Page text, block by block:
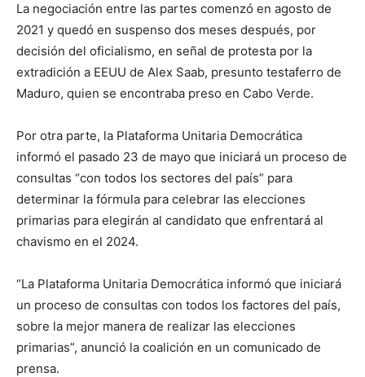
La negociación entre las partes comenzó en agosto de
2021 y quedó en suspenso dos meses después, por
decisión del oficialismo, en señal de protesta por la
extradición a EEUU de Alex Saab, presunto testaferro de
Maduro, quien se encontraba preso en Cabo Verde.
Por otra parte, la Plataforma Unitaria Democrática
informó el pasado 23 de mayo que iniciará un proceso de
consultas “con todos los sectores del país” para
determinar la fórmula para celebrar las elecciones
primarias para elegirán al candidato que enfrentará al
chavismo en el 2024.
“La Plataforma Unitaria Democrática informó que iniciará
un proceso de consultas con todos los factores del país,
sobre la mejor manera de realizar las elecciones
primarias”, anunció la coalición en un comunicado de
prensa.